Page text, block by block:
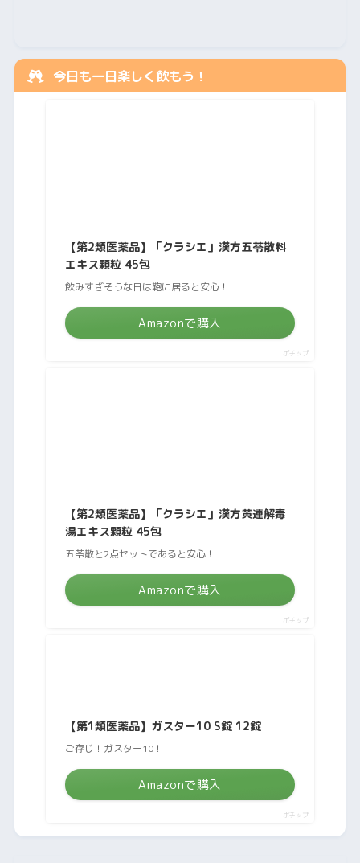
今日も一日楽しく飲もう！
【第2類医薬品】「クラシエ」漢方五苓散料
エキス顆粒 45包
飲みすぎそうな日は鞄に居ると安心！
Amazonで購入
ポチップ
【第2類医薬品】「クラシエ」漢方黄連解毒
湯エキス顆粒 45包
五苓散と2点セットであると安心！
Amazonで購入
ポチップ
【第1類医薬品】ガスター10 S錠 12錠
ご存じ！ガスター10！
Amazonで購入
ポチップ